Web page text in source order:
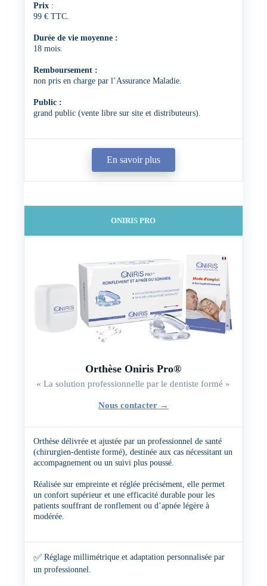
Prix :
99 € TTC.
Durée de vie moyenne :
18 mois.
Remboursement :
non pris en charge par l’Assurance Maladie.
Public :
grand public (vente libre sur site et distributeurs).
En savoir plus
ONIRIS PRO
Orthèse Oniris Pro®
« La solution professionnelle par le dentiste formé »
Nous contacter→
Orthèse délivrée et ajustée par un professionnel de santé
(chirurgien-dentiste formé), destinée aux cas nécessitant un
accompagnement ou un suivi plus poussé.
Réalisée sur empreinte et réglée précisément, elle permet
un confort supérieur et une efficacité durable pour les
patients souffrant de ronflement ou d’apnée légère à
modérée.
✅ Réglage millimétrique et adaptation personnalisée par
un professionnel.